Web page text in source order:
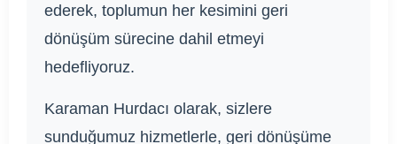
ederek, toplumun her kesimini geri
dönüşüm sürecine dahil etmeyi
hedefliyoruz.
Karaman Hurdacı olarak, sizlere
sunduğumuz hizmetlerle, geri dönüşüme